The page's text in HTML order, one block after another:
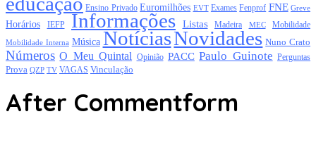
Ensino Privado Euromilhões EVT Exames Fenprof FNE Greve
Horários IEFP Informações Listas Madeira MEC Mobilidade
Mobilidade Interna Música NotíciasNovidades Nuno Crato
Números O Meu Quintal Opinião PACC Paulo Guinote Perguntas
Prova QZP TV VAGAS Vinculação
After Commentform